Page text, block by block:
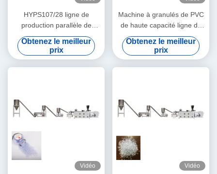
HYPS107/28 ligne de
production parallèle de
pelletisation à double vis
pour pellets de câbles en
PVC granules d'injection
sortie 800k/h
Obtenez le meilleur
prix
Machine à granulés de PVC
de haute capacité ligne de
production de granulés de
recyclage de PVC pour câble
pellets PVC transparents
Obtenez le meilleur
prix
Vidéo Vidéo